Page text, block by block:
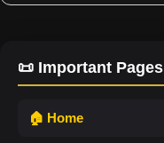
📜 Important Pages
🏠 Home